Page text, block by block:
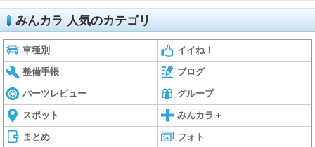
みんカラ 人気のカテゴリ
車種別 イイね！
整備手帳 ブログ
パーツレビュー グループ
スポット みんカラ＋
まとめ フォト